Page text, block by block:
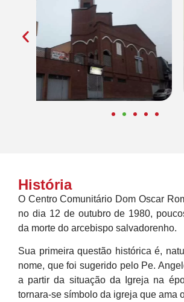
História
O Centro Comunitário Dom Oscar
no dia 12 de outubro de 1980,
da morte do arcebispo salvadorenho.
Sua primeira questão histórica é,
nome, que foi sugerido pelo Pe.
a partir da situação da Igreja na
tornara-se símbolo da igreja que ama